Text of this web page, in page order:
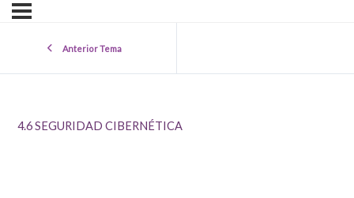
Anterior Tema
4.6 SEGURIDAD CIBERNÉTICA